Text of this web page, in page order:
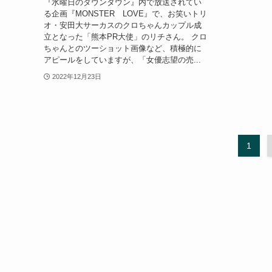
『水曜日のダウンタウン』内で放送されてい
る企画『MONSTER LOVE』で、お笑いトリ
オ・安田大サーカスのクロちゃんカップル成
立となった「熊本PR大使」のリチさん。 クロ
ちゃんとのツーショット画像など、積極的に
アピールをしていますが、「女優志望の売...
2022年12月23日
1